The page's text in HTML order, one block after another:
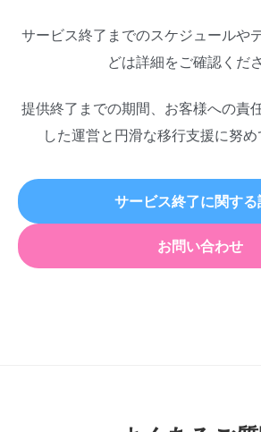
サービス終了までのスケジュールや
どは詳細をご確認くださ
提供終了までの期間、お客様への責
した運営と円滑な移行支援に努め
サービス終了に関す
お問い合わせ